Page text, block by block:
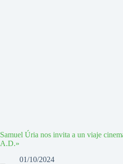
Samuel Úria nos invita a un viaje
A.D.»
01/10/2024